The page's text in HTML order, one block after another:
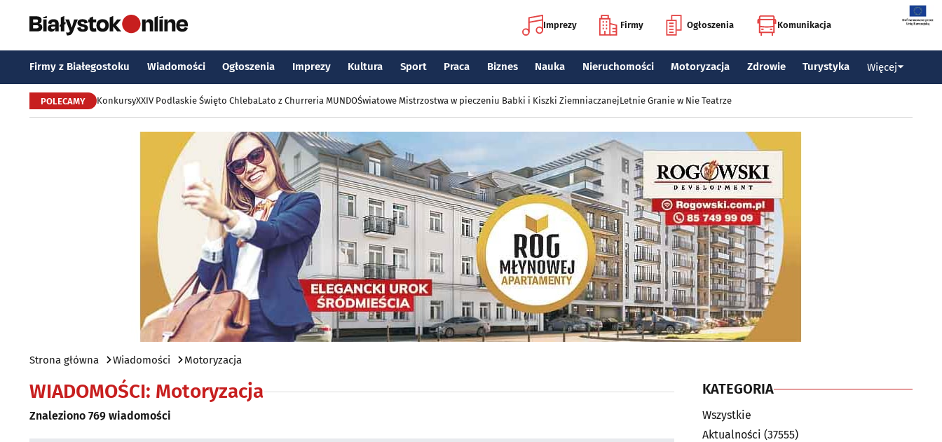
Imprezy Firmy Ogłoszenia Komunikacja
Firmy z Białegostoku Wiadomości Ogłoszenia Imprezy Kultura Sport Praca Biznes Nauka Nieruchomości Motoryzacja Zdrowie Turystyka Więcej
POLECAMY KonkursyXXIV Podlaskie Święto ChlebaLato z Churreria MUNDOŚwiatowe Mistrzostwa w pieczeniu Babki i Kiszki ZiemniaczanejLetnie Granie w Nie Teatrze
Strona główna Wiadomości Motoryzacja
WIADOMOŚCI: Motoryzacja
Znaleziono 769 wiadomości
KATEGORIA
Wszystkie
Aktualności (37555)